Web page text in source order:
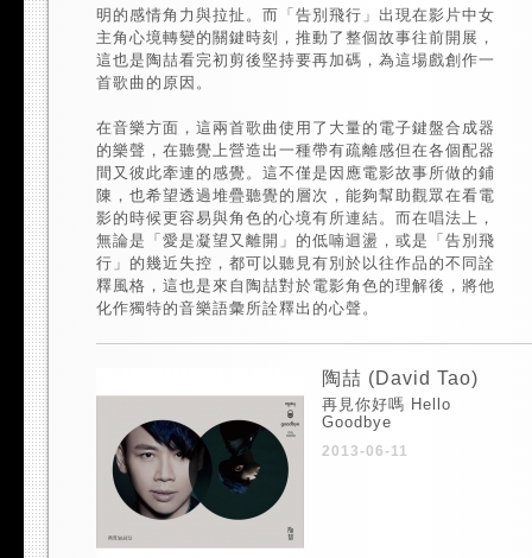
明的感情角力與拉扯。而「告別飛行」出現在影片中女
主角心境轉變的關鍵時刻，推動了整個故事往前開展，
這也是陶喆看完初剪後堅持要再加碼，為這場戲創作一
首歌曲的原因。
在音樂方面，這兩首歌曲使用了大量的電子鍵盤合成器
的樂聲，在聽覺上營造出一種帶有疏離感但在各個配器
間又彼此牽連的感覺。這不僅是因應電影故事所做的鋪
陳，也希望透過堆疊聽覺的層次，能夠幫助觀眾在看電
影的時候更容易與角色的心境有所連結。而在唱法上，
無論是「愛是凝望又離開」的低喃迴盪，或是「告別飛
行」的幾近失控，都可以聽見有別於以往作品的不同詮
釋風格，這也是來自陶喆對於電影角色的理解後，將他
化作獨特的音樂語彙所詮釋出的心聲。
陶喆 (David Tao)
再見你好嗎 Hello
Goodbye
2013-06-11